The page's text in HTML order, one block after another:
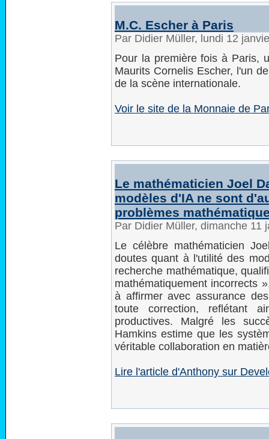
M.C. Escher à Paris
Par Didier Müller, lundi 12
Pour la première fois à Paris,
Maurits Cornelis Escher, l'un
de la scène internationale.
Voir le site de la Monnaie de
Le mathématicien Joel
modèles d'IA ne sont
problèmes
Par Didier Müller, dimanche 11
Le célèbre mathématicien
doutes quant à l'utilité des
recherche mathématique,
mathématiquement incorrects
à affirmer avec assurance
toute correction, reflétant
productives. Malgré les
Hamkins estime que les
véritable collaboration en
Lire l'article d'Anthony sur